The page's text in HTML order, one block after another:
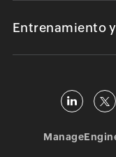
Entrenamiento